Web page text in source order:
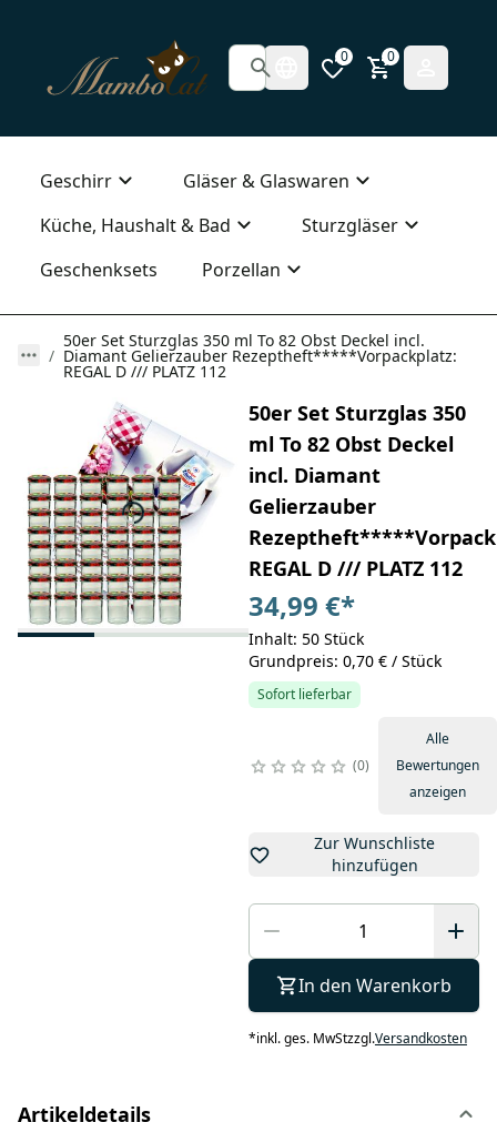
0 0
Geschirr
Gläser & Glaswaren
Küche, Haushalt & Bad
Sturzgläser
Geschenksets
Porzellan
50er Set Sturzglas 350 ml To 82 Obst Deckel incl.
Diamant Gelierzauber Rezeptheft*****Vorpackplatz:
REGAL D /// PLATZ 112
50er Set Sturzglas 350
ml To 82 Obst Deckel
incl. Diamant
Gelierzauber
REGAL D /// PLATZ 112
34,99 €*
Inhalt: 50 Stück
Grundpreis: 0,70 € / Stück
Sofort lieferbar
0
Alle
Bewertungen
anzeigen
Zur Wunschliste
hinzufügen
In den Warenkorb
*inkl. ges. MwStzzgl.Versandkosten
Artikeldetails